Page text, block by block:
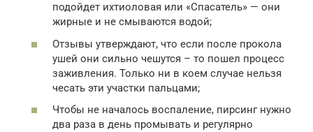
подойдет ихтиоловая или «Спасатель» — они
жирные и не смываются водой;
Отзывы утверждают, что если после прокола
ушей они сильно чешутся – то пошел процесс
заживления. Только ни в коем случае нельзя
чесать эти участки пальцами;
Чтобы не началось воспаление, пирсинг нужно
два раза в день промывать и регулярно